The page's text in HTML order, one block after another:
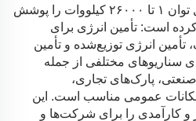
این توربین بادی دامنه‌ی کامل توان ۱ تا ۲۶۰۰۰ کیلووات را پوشش
است: تأمین انرژی برای
انرژی توزیع‌شده و تأمین
سناریوهای مختلفی از جمله
پارک‌های تجاری،
عمومی مناسب است. این
و کارآمدی را برای شرکت‌ها و